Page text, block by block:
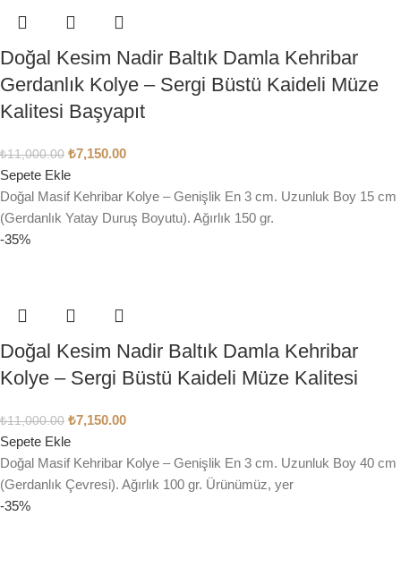
Doğal Kesim Nadir Baltık Damla Kehribar
Gerdanlık Kolye – Sergi Büstü Kaideli Müze
Kalitesi Başyapıt
₺11,000.00 ₺7,150.00
Sepete Ekle
Doğal Masif Kehribar Kolye – Genişlik En 3 cm. Uzunluk Boy 15 cm
(Gerdanlık Yatay Duruş Boyutu). Ağırlık 150 gr.
-35%
Doğal Kesim Nadir Baltık Damla Kehribar
Kolye – Sergi Büstü Kaideli Müze Kalitesi
₺11,000.00 ₺7,150.00
Sepete Ekle
Doğal Masif Kehribar Kolye – Genişlik En 3 cm. Uzunluk Boy 40 cm
(Gerdanlık Çevresi). Ağırlık 100 gr. Ürünümüz, yer
-35%